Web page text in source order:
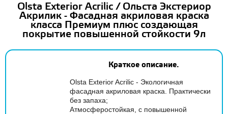
Olsta Exterior Acrilic / Ольста Экстериор
Акрилик - Фасадная акриловая краска
класса Премиум плюс создающая
покрытие повышенной стойкости 9л
Краткое описание.
Olsta Exterior Acrilic - Экологичная
фасадная акриловая краска. Практически
без запаха;
Атмосферостойкая, с повышенной